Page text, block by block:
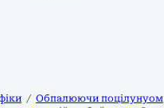
Обпалюючи поцілунуом